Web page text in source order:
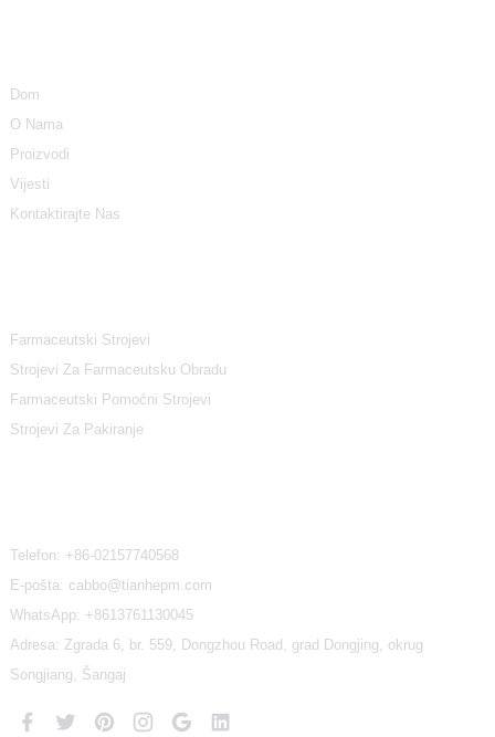
Dom
O Nama
Proizvodi
Vijesti
Kontaktirajte Nas
Farmaceutski Strojevi
Strojevi Za Farmaceutsku Obradu
Farmaceutski Pomoćni Strojevi
Strojevi Za Pakiranje
Telefon: +86-02157740568
E-pošta: cabbo@tianhepm.com
WhatsApp: +8613761130045
Adresa: Zgrada 6, br. 559, Dongzhou Road, grad Dongjing, okrug
Songjiang, Šangaj